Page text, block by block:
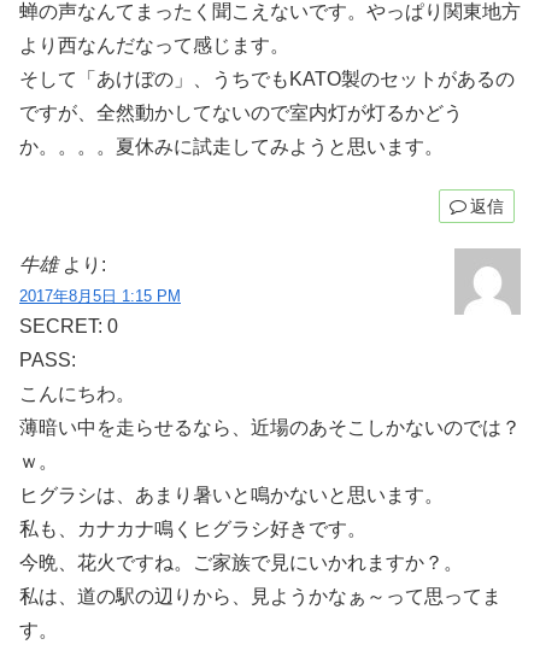
蝉の声なんてまったく聞こえないです。やっぱり関東地方
より西なんだなって感じます。
そして「あけぼの」、うちでもKATO製のセットがあるの
ですが、全然動かしてないので室内灯が灯るかどう
か。。。。夏休みに試走してみようと思います。
返信
牛雄 より:
2017年8月5日 1:15 PM
SECRET: 0
PASS:
こんにちわ。
薄暗い中を走らせるなら、近場のあそこしかないのでは？
ｗ。
ヒグラシは、あまり暑いと鳴かないと思います。
私も、カナカナ鳴くヒグラシ好きです。
今晩、花火ですね。ご家族で見にいかれますか？。
私は、道の駅の辺りから、見ようかなぁ～って思ってま
す。